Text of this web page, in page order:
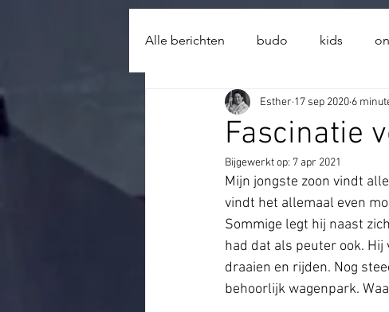
Alle berichten budo kids
Fascinatie
Esther 17 sep 2020 6
Bijgewerkt op: 7 apr 2021
Mijn jongste zoon vindt
vindt het allemaal even
Sommige legt hij naast
had dat als peuter ook.
draaien en rijden. Nog
behoorlijk wagenpark.